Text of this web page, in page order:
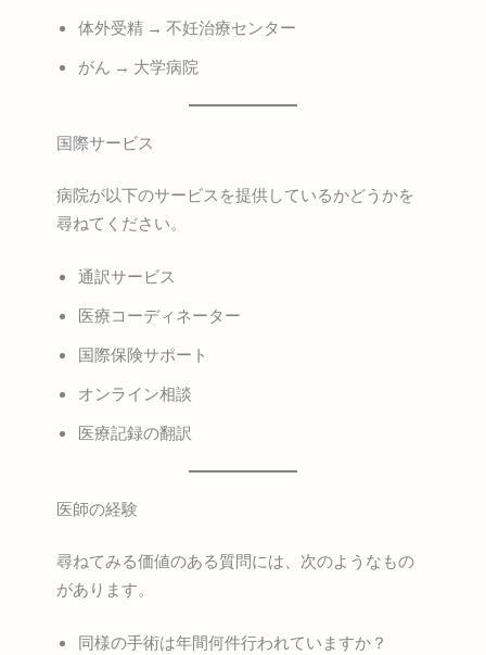
体外受精 → 不妊治療センター
がん → 大学病院
国際サービス
病院が以下のサービスを提供しているかどうかを
尋ねてください。
通訳サービス
医療コーディネーター
国際保険サポート
オンライン相談
医療記録の翻訳
医師の経験
尋ねてみる価値のある質問には、次のようなもの
があります。
同様の手術は年間何件行われていますか？